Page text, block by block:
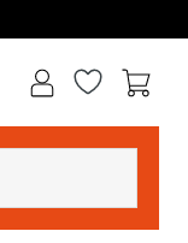
Lista dei